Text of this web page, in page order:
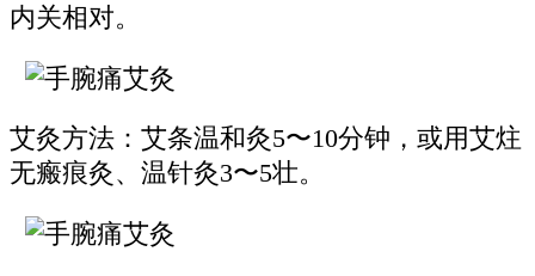
内关相对。
艾灸方法：艾条温和灸5〜10分钟，或用艾炷
无瘢痕灸、温针灸3〜5壮。